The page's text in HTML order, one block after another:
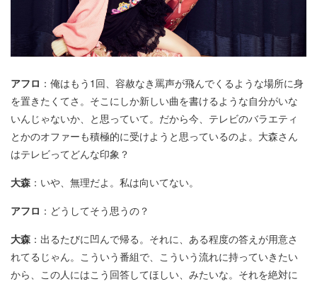
アフロ ：俺はもう1回、容赦なき罵声が飛んでくるような場所に身
を置きたくてさ。そこにしか新しい曲を書けるような自分がいな
いんじゃないか、と思っていて。だから今、テレビのバラエティ
とかのオファーも積極的に受けようと思っているのよ。大森さん
はテレビってどんな印象？
大森 ：いや、無理だよ。私は向いてない。
アフロ ：どうしてそう思うの？
大森 ：出るたびに凹んで帰る。それに、ある程度の答えが用意さ
れてるじゃん。こういう番組で、こういう流れに持っていきたい
から、この人にはこう回答してほしい、みたいな。それを絶対に